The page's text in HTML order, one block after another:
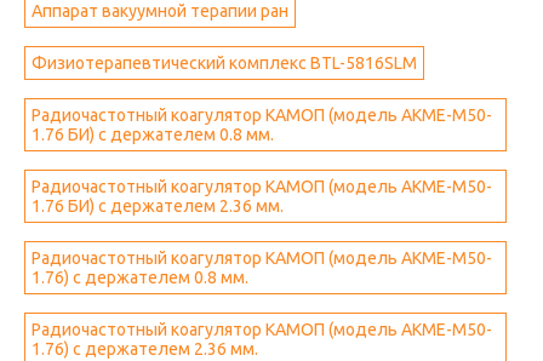
Аппарат вакуумной терапии ран
Физиотерапевтический комплекс BTL-5816SLM
Радиочастотный коагулятор КАМОП (модель АКМЕ-М50-
1.76 БИ) с держателем 0.8 мм.
Радиочастотный коагулятор КАМОП (модель АКМЕ-М50-
1.76 БИ) с держателем 2.36 мм.
Радиочастотный коагулятор КАМОП (модель АКМЕ-М50-
1.76) с держателем 0.8 мм.
Радиочастотный коагулятор КАМОП (модель АКМЕ-М50-
1.76) с держателем 2.36 мм.